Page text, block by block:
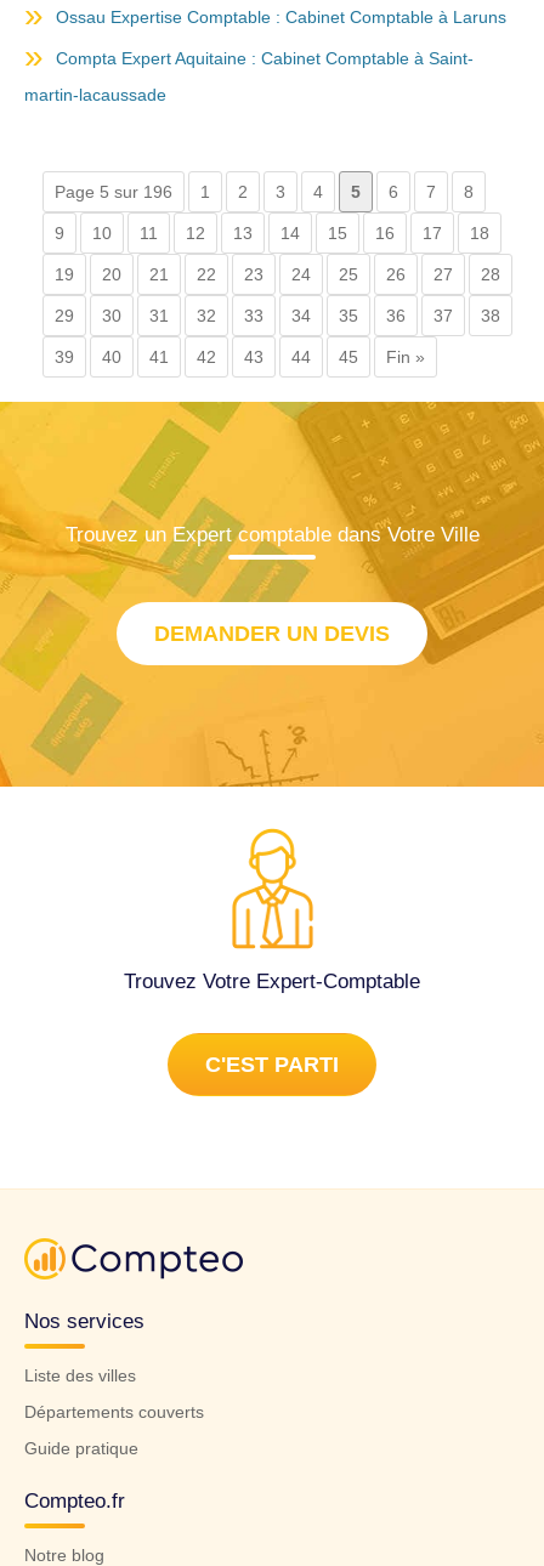
Ossau Expertise Comptable : Cabinet Comptable à Laruns
Compta Expert Aquitaine : Cabinet Comptable à Saint-
martin-lacaussade
Page 5 sur 196 1 2 3 4 5 6 7 8
9 10 11 12 13 14 15 16 17 18
19 20 21 22 23 24 25 26 27 28
29 30 31 32 33 34 35 36 37 38
39 40 41 42 43 44 45 Fin »
Trouvez un Expert comptable dans Votre Ville
DEMANDER UN DEVIS
Trouvez Votre Expert-Comptable
C'EST PARTI
Nos services
Liste des villes
Départements couverts
Guide pratique
Compteo.fr
Notre blog